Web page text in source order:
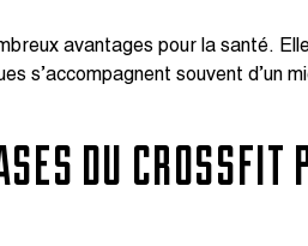
avantages pour la santé.
s’accompagnent souvent d’un
DU CROSSFIT